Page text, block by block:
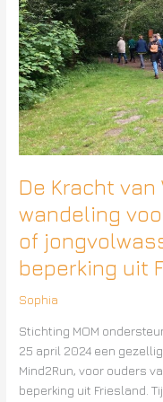
De Kracht
wandeling
of
beperking uit
Sophia
Stichting MOM
25 april 2024 een
Mind2Run, voor ouders
beperking uit Friesland.
wandeling
voor
ouders
van
een
kind
of
jongvolwassene
een
beperking
uit
Friesland